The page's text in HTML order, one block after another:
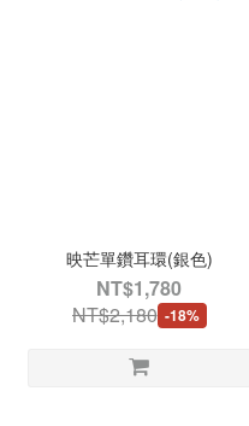
映芒單鑽耳環(銀色)
NT$1,780
NT$2,180 -18%